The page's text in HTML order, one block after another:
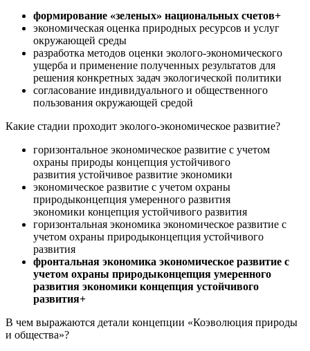
формирование «зеленых» национальных счетов+
экономическая оценка природных ресурсов и услуг
окружающей среды
разработка методов оценки эколого-экономического
ущерба и применение полученных результатов для
решения конкретных задач экологической политики
согласование индивидуального и общественного
пользования окружающей средой
Какие стадии проходит эколого-экономическое развитие?
горизонтальное экономическое развитие с учетом
охраны природы концепция устойчивого
развития устойчивое развитие экономики
экономическое развитие с учетом охраны
природыконцепция умеренного развития
экономики концепция устойчивого развития
горизонтальная экономика экономическое развитие с
учетом охраны природыконцепция устойчивого
развития
фронтальная экономика экономическое развитие с
учетом охраны природыконцепция умеренного
развития экономики концепция устойчивого
развития+
В чем выражаются детали концепции «Коэволюция природы
и общества»?